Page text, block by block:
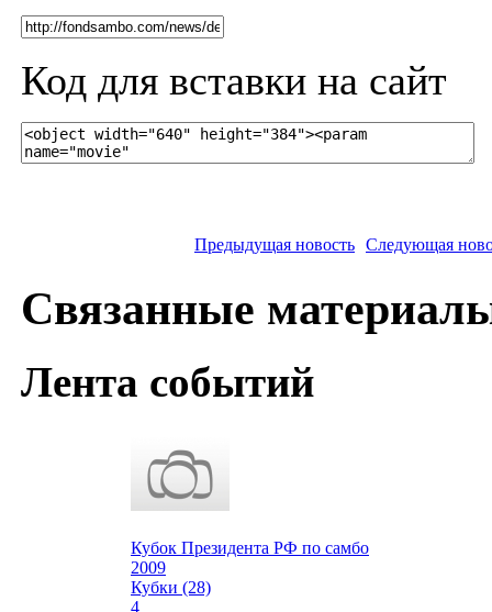
Код для вставки на сайт
Предыдущая новость Следующая
Связанные
Лента событий
Кубок Президента РФ по самбо
2009
Кубки (28)
4